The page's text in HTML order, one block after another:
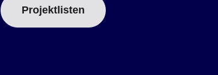
Projektlisten